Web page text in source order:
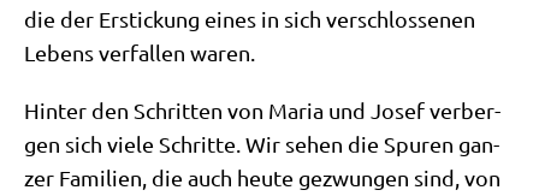
die der Erstickung eines in sich ver­schlos­se­nen
Lebens ver­fal­len waren.
Hin­ter den Schrit­ten von Maria und Josef ver­ber­
gen sich vie­le Schrit­te. Wir sehen die Spu­ren gan­
zer Fami­li­en, die auch heu­te gezwun­gen sind, von